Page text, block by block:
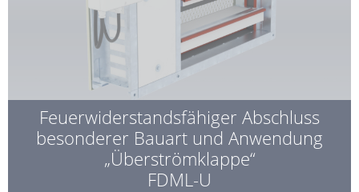
Feuerwiderstandsfähiger Abschluss
besonderer Bauart und Anwendung
„Überströmklappe“
FDML-U